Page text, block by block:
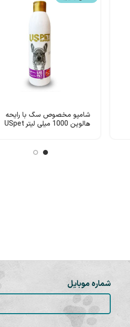
شامپو مخصوص سگ با رایحه
هالوین 1000 میلی لیتر USpet
شماره موبایل